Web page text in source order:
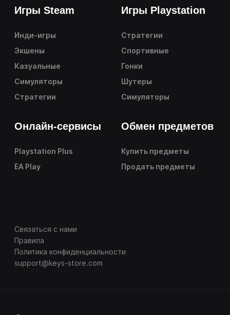
Игры Steam
Инди-игры
Экшены
Казуальные
Симуляторы
Стратегии
Игры Playstation
Стратегии
Спортивные
Гонки
Шутеры
Симуляторы
Онлайн-сервисы
Playstation Plus
EA Play
Обмен предметов
Купить предметы
Продать предметы
Связаться с нами
Правила
Политика конфиденциальности
support@keys-store.com